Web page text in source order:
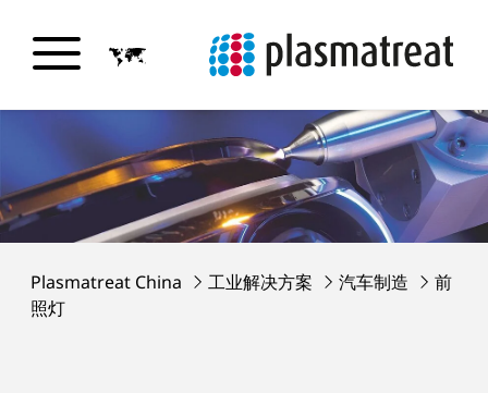
Plasmatreat China 工业解决方案 汽车制造
前
照灯